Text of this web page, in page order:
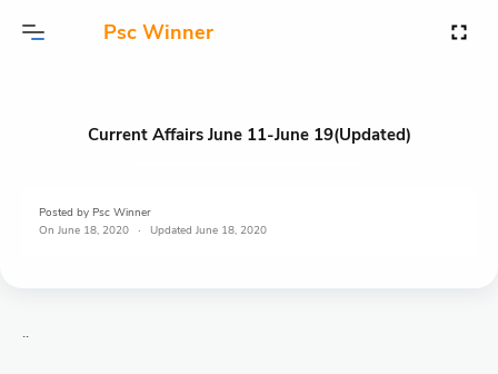
Psc Winner
Current Affairs June 11-June 19(Updated)
Posted by Psc Winner
On June 18, 2020 June 18, 2020
..